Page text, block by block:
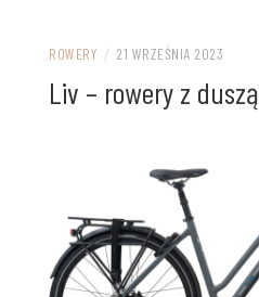
ROWERY / 21 WRZEŚNIA 2023
Liv – rowery z duszą